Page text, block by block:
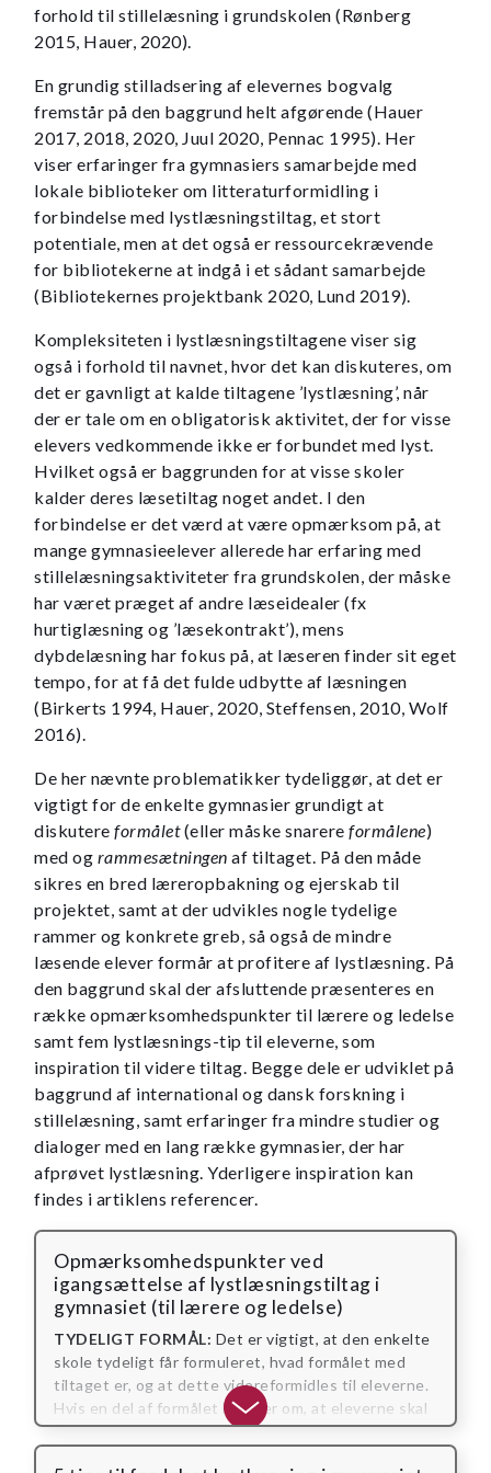
forhold til stillelæsning i grundskolen (Rønberg
2015, Hauer, 2020).
En grundig stilladsering af elevernes bogvalg
fremstår på den baggrund helt afgørende (Hauer
2017, 2018, 2020, Juul 2020, Pennac 1995). Her
viser erfaringer fra gymnasiers samarbejde med
lokale biblioteker om litteraturformidling i
forbindelse med lystlæsningstiltag, et stort
potentiale, men at det også er ressourcekrævende
for bibliotekerne at indgå i et sådant samarbejde
(Bibliotekernes projektbank 2020, Lund 2019).
Kompleksiteten i lystlæsningstiltagene viser sig
også i forhold til navnet, hvor det kan diskuteres, om
det er gavnligt at kalde tiltagene ’lystlæsning’, når
der er tale om en obligatorisk aktivitet, der for visse
elevers vedkommende ikke er forbundet med lyst.
Hvilket også er baggrunden for at visse skoler
kalder deres læsetiltag noget andet. I den
forbindelse er det værd at være opmærksom på, at
mange gymnasieelever allerede har erfaring med
stillelæsningsaktiviteter fra grundskolen, der måske
har været præget af andre læseidealer (fx
hurtiglæsning og ’læsekontrakt’), mens
dybdelæsning har fokus på, at læseren finder sit eget
tempo, for at få det fulde udbytte af læsningen
(Birkerts 1994, Hauer, 2020, Steffensen, 2010, Wolf
2016).
De her nævnte problematikker tydeliggør, at det er
vigtigt for de enkelte gymnasier grundigt at
diskutere formålet(eller måske snarere formålene)
med og rammesætningen af tiltaget. På den måde
sikres en bred læreropbakning og ejerskab til
projektet, samt at der udvikles nogle tydelige
rammer og konkrete greb, så også de mindre
læsende elever formår at profitere af lystlæsning. På
den baggrund skal der afsluttende præsenteres en
række opmærksomhedspunkter til lærere og ledelse
samt fem lystlæsnings-tip til eleverne, som
inspiration til videre tiltag. Begge dele er udviklet på
baggrund af international og dansk forskning i
stillelæsning, samt erfaringer fra mindre studier og
dialoger med en lang række gymnasier, der har
afprøvet lystlæsning. Yderligere inspiration kan
findes i artiklens referencer.
Opmærksomhedspunkter ved
igangsættelse af lystlæsningstiltag i
gymnasiet (til lærere og ledelse)
TYDELIGT FORMÅL: Det er vigtigt, at den enkelte
skole tydeligt får formuleret, hvad formålet med
tiltaget er, og at dette videreformidles til eleverne.
Hvis en del af formålet handler om, at eleverne skal
styrke deres koncentration, fordybelse og